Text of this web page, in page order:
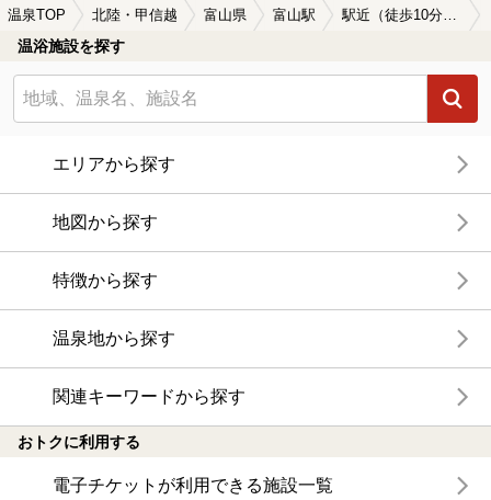
温泉TOP 北陸・甲信越 富山県 富山駅 駅近（徒歩10分以内）の富山駅近くの温泉、日帰り温泉、スーパー銭湯おすすめ
温浴施設を探す
エリアから探す
地図から探す
特徴から探す
温泉地から探す
関連キーワードから探す
おトクに利用する
電子チケットが利用できる施設一覧